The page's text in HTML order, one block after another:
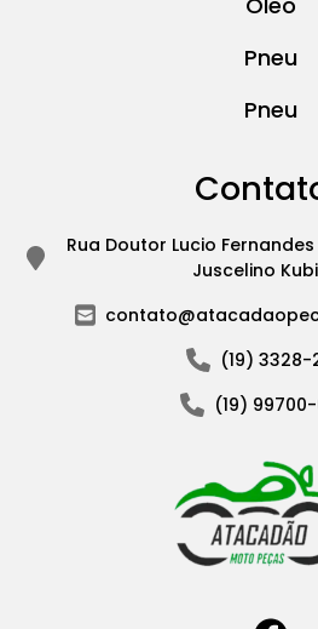
Pneu
Pneu
Rua Doutor Lucio Fernandes
Juscelino
(19) 3328-
(19)